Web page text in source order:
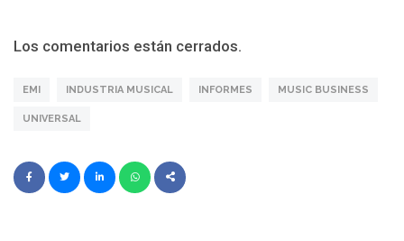
Los comentarios están cerrados.
EMI INDUSTRIA MUSICAL INFORMES MUSIC BUSINESS
UNIVERSAL